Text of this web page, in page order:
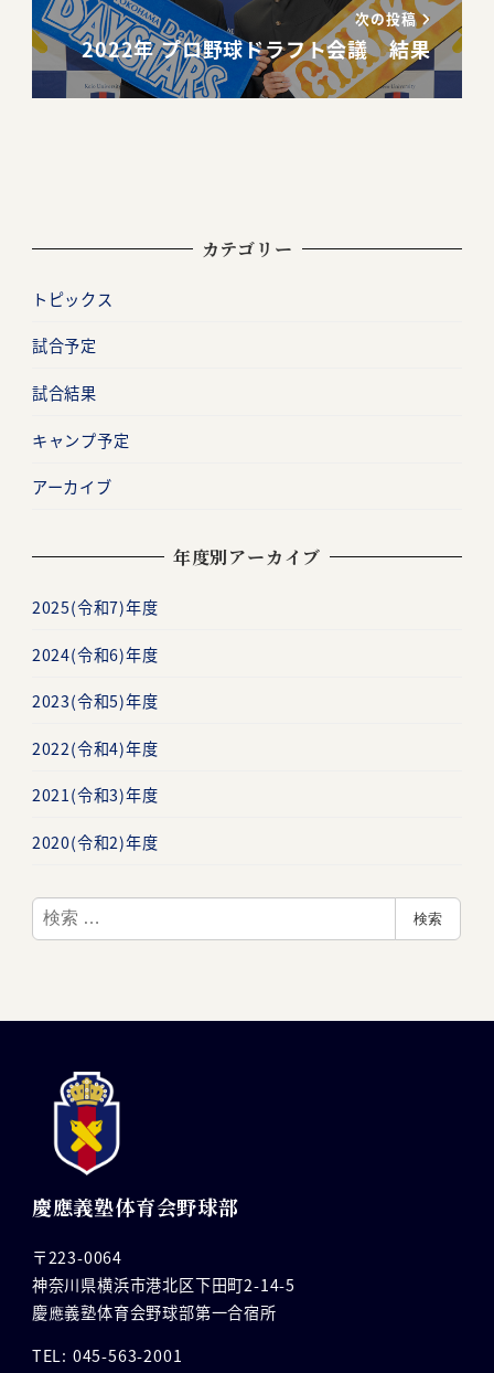
次の投稿
2022年 プロ野球ドラフト会議 結果
カテゴリー
トピックス
試合予定
試合結果
キャンプ予定
アーカイブ
年度別アーカイブ
2025(令和7)年度
2024(令和6)年度
2023(令和5)年度
2022(令和4)年度
2021(令和3)年度
2020(令和2)年度
検
索
検索
慶應義塾体育会野球部
〒223-0064
神奈川県横浜市港北区下田町2-14-5
慶應義塾体育会野球部第一合宿所
TEL: 045-563-2001